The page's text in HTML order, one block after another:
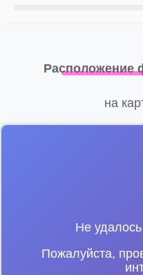
Расположение
на
Не удалось
Пожалуйста,